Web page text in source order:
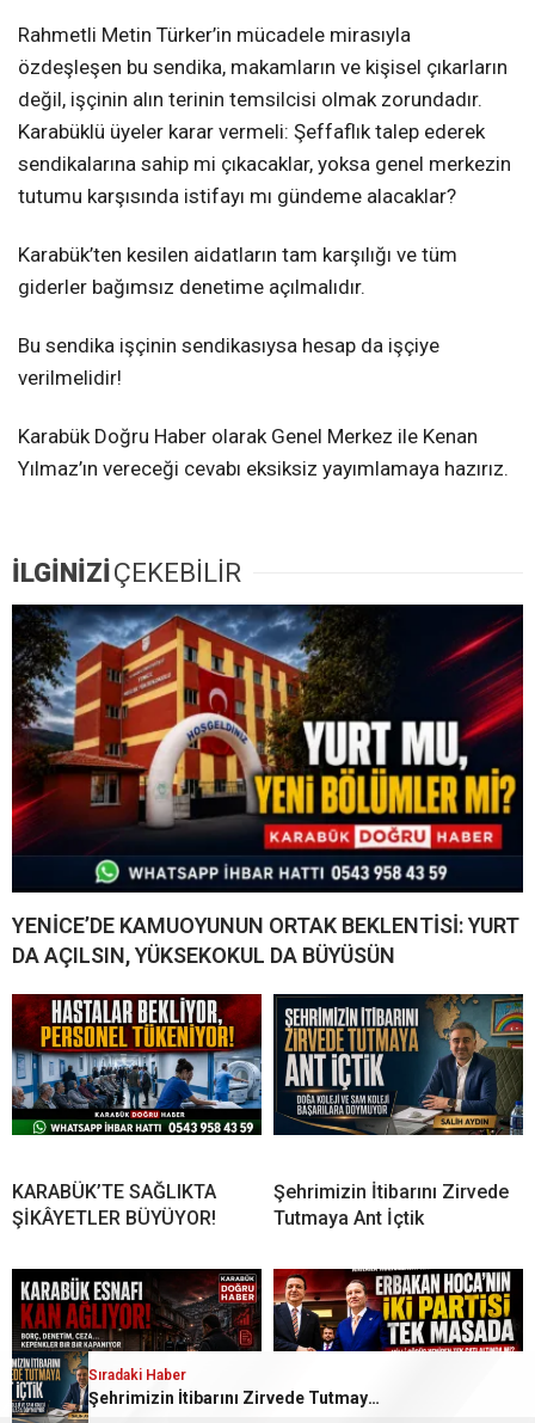
Sıradaki Haber
BORDROYA “SAHTE” DEDİLER, GERÇEK MAAŞI AÇIKLAMADILAR!
Rahmetli Metin Türker’in mücadele mirasıyla
özdeşleşen bu sendika, makamların ve kişisel çıkarların
değil, işçinin alın terinin temsilcisi olmak zorundadır.
Karabüklü üyeler karar vermeli: Şeffaflık talep ederek
sendikalarına sahip mi çıkacaklar, yoksa genel merkezin
tutumu karşısında istifayı mı gündeme alacaklar?
Karabük’ten kesilen aidatların tam karşılığı ve tüm
giderler bağımsız denetime açılmalıdır.
Bu sendika işçinin sendikasıysa hesap da işçiye
verilmelidir!
Karabük Doğru Haber olarak Genel Merkez ile Kenan
Yılmaz’ın vereceği cevabı eksiksiz yayımlamaya hazırız.
İLGİNİZİ ÇEKEBİLİR
YENİCE’DE KAMUOYUNUN ORTAK BEKLENTİSİ: YURT
DA AÇILSIN, YÜKSEKOKUL DA BÜYÜSÜN
KARABÜK’TE SAĞLIKTA
ŞİKÂYETLER BÜYÜYOR!
Şehrimizin İtibarını Zirvede
Tutmaya Ant İçtik
Sıradaki Haber
Şehrimizin İtibarını Zirvede Tutmaya Ant İçtik